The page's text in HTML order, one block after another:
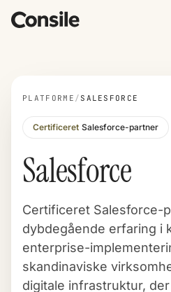
PLATFORME /SALESFORCE
Certificeret Salesforce-partner
Salesforce
Certificeret Salesforce-
dybdegående erfaring i
enterprise-
skandinaviske
digitale infrastruktur,